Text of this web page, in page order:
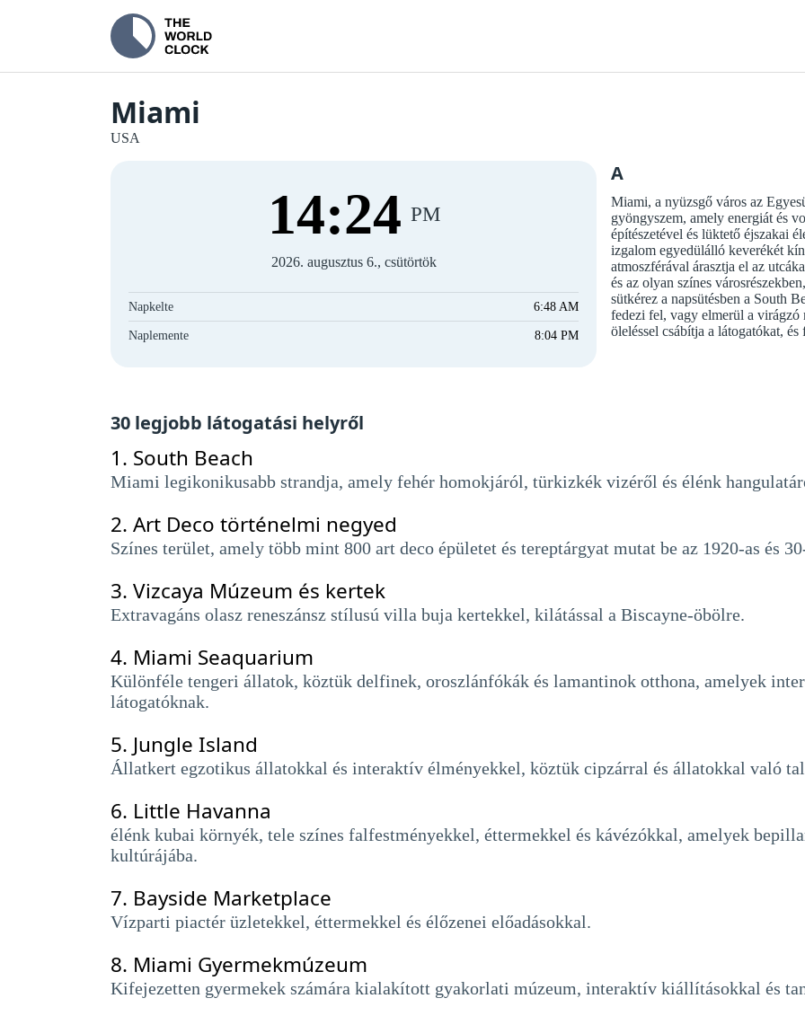
Miami
USA
14:25 PM
2026. augusztus 6., csütörtök
Napkelte 6:48 AM
Naplemente 8:04 PM
A
Miami, a nyüzsgő város az
gyöngyszem, amely energiát és
építészetével és lüktető éjszakai
izgalom egyedülálló keverékét
atmoszférával árasztja el az
és az olyan színes
sütkérez a napsütésben a South
fedezi fel, vagy elmerül a virágzó
öleléssel csábítja a látogatókat,
30 legjobb látogatási helyről
1. South Beach
Miami legikonikusabb strandja, amely fehér homokjáról, türkizkék vizéről és élénk
2. Art Deco történelmi negyed
Színes terület, amely több mint 800 art deco épületet és tereptárgyat mutat be az 1920-as és
3. Vizcaya Múzeum és kertek
Extravagáns olasz reneszánsz stílusú villa buja kertekkel, kilátással a Biscayne-öbölre.
4. Miami Seaquarium
Különféle tengeri állatok, köztük delfinek, oroszlánfókák és lamantinok otthona, amelyek
látogatóknak.
5. Jungle Island
Állatkert egzotikus állatokkal és interaktív élményekkel, köztük cipzárral és állatokkal való
6. Little Havanna
élénk kubai környék, tele színes falfestményekkel, éttermekkel és kávézókkal, amelyek
kultúrájába.
7. Bayside Marketplace
Vízparti piactér üzletekkel, éttermekkel és élőzenei előadásokkal.
8. Miami Gyermekmúzeum
Kifejezetten gyermekek számára kialakított gyakorlati múzeum, interaktív kiállításokkal és